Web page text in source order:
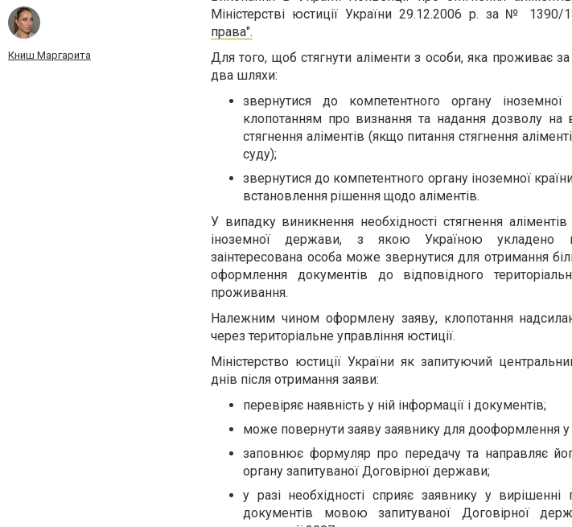
Книш Маргарита
Міністерстві юстиції України 29.12.2006 р. за №
права".
Для того, щоб стягнути аліменти з особи, яка проживає
два шляхи:
звернутися до компетентного органу
клопотанням про визнання та надання дозволу на
стягнення аліментів (якщо питання стягнення
суду);
звернутися до компетентного органу іноземної
встановлення рішення щодо аліментів.
У випадку виникнення необхідності стягнення
іноземної держави, з якою Україною укладено
заінтересована особа може звернутися для отримання
оформлення документів до відповідного
проживання.
Належним чином оформлену заяву, клопотання
через територіальне управління юстиції.
Міністерство юстиції України як запитуючий
днів після отримання заяви:
перевіряє наявність у ній інформації і документів;
може повернути заяву заявнику для дооформлення у
заповнює формуляр про передачу та направляє
органу запитуваної Договірної держави;
у разі необхідності сприяє заявнику у
документів мовою запитуваної Договірної